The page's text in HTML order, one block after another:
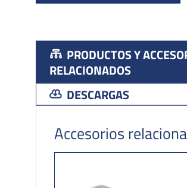
PRODUCTOS Y
RELACIONADOS
DESCARGAS
Accesorios